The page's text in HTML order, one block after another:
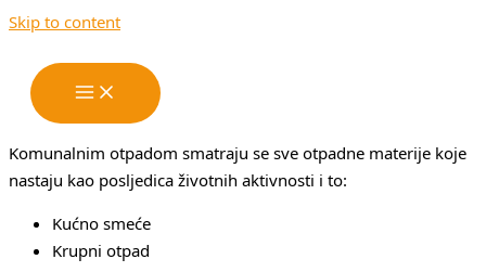
Skip to content
Komunalnim otpadom smatraju se sve otpadne materije koje
nastaju kao posljedica životnih aktivnosti i to:
Kućno smeće
Krupni otpad